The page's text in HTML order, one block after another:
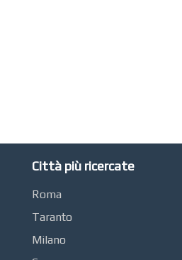
Città più ricercate
Roma
Taranto
Milano